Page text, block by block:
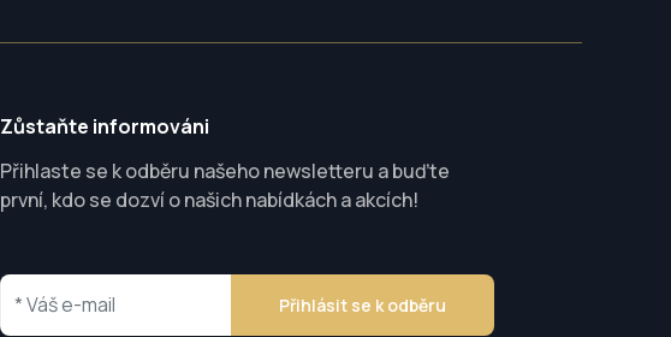
Zůstaňte informováni
Přihlaste se k odběru našeho newsletteru a buďte
první, kdo se dozví o našich nabídkách a akcích!
Přihlásit se k odběru